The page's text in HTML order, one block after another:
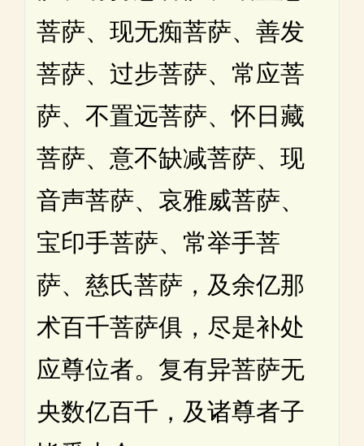
菩萨、现无痴菩萨、善发
菩萨、过步菩萨、常应菩
萨、不置远菩萨、怀日藏
菩萨、意不缺减菩萨、现
音声菩萨、哀雅威菩萨、
宝印手菩萨、常举手菩
萨、慈氏菩萨，及余亿那
术百千菩萨俱，尽是补处
应尊位者。复有异菩萨无
央数亿百千，及诸尊者子